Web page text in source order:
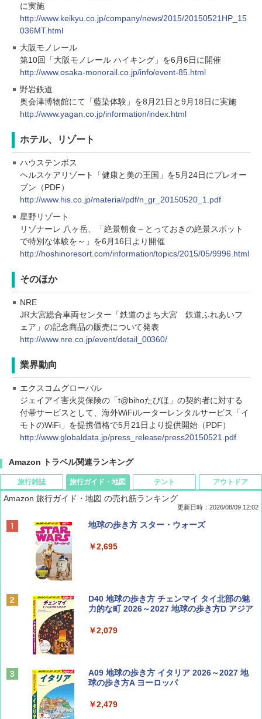
に実施
http://www.keikyu.co.jp/company/news/2015/20150521HP_15
036MT.html
大阪モノレール
第10回「大阪モノレール ハイキング」を6月6日に開催
http://www.osaka-monorail.co.jp/info/event-85.html
野岩鉄道
奥会津博物館にて「藍染体験」を8月21日と9月18日に実施
http://www.yagan.co.jp/information/index.html
ホテル、リゾート
ハウステンボス
ヘルスケアリゾート「健康と美の王国」を5月24日にプレオー
プン（PDF）
http://www.his.co.jp/material/pdf/n_gr_20150520_1.pdf
星野リゾート
リゾナーレ 八ヶ岳、「絶景朝食～とっておきの絶景スポット
で特別な体験を～」を6月16日より開催
http://hoshinoresort.com/information/topics/2015/05/9996.html
そのほか
NRE
JR大宮総合車両センター「鉄道のまち大宮 鉄道ふれあいフ
ェア」の記念商品の販売について発表
http://www.nre.co.jp/event/detail_00360/
業界動向
エクスコムグローバル
ジェイアイ害火災保険の「t@bihoたびほ」の契約者に対する
付帯サービスとして、海外WiFiルーターレンタルサービス「イ
モトのWiFi」を提携価格で5月21日より提供開始（PDF）
http://www.globaldata.jp/press_release/press20150521.pdf
Amazon トラベル関連ランキング
旅行雑誌
BE-PAL(ビ-パル) 2026年 9 月号【特別付録:
ディズニーファン ２０２６年 ９月号 [雑
誌] (ＤＩＳＮＥＹ ＦＡＮ)
￥713
山と溪谷 2026年8月号「南アルプス大全」
旅行ガイド・地図
Amazon 旅行ガイド・地図 の売れ筋ランキング
更新日時：2026/08/09 12:02
地球の歩き方 スター・ウォーズ
￥2,695
D40 地球の歩き方 チェンマイ タイ北部の魅
力的な町 2026～2027 地球の歩き方D アジア
￥2,079
A09 地球の歩き方 イタリア 2026～2027 地
球の歩き方A ヨーロッパ
￥2,479
テント アウトドア